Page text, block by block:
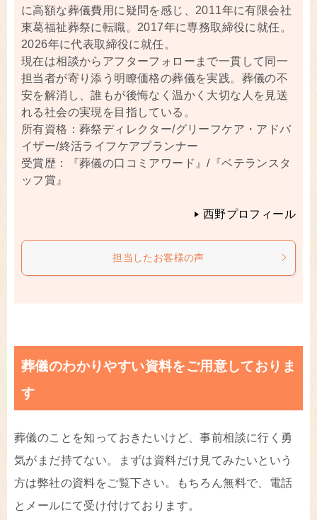
に高額な葬儀費用に疑問を感じ、2011年に有限会社
東葛福祉葬祭に転職。2017年に専務取締役に就任。
2026年に代表取締役に就任。
現在は相談からアフターフォローまで一貫して同一
担当者が寄り添う明瞭価格の葬儀を実践。葬儀の不
安を解消し、誰もが後悔なく温かく大切な人を見送
れる社会の実現を目指している。
所有資格：葬祭ディレクター/グリーフケア・アドバ
イザー/終活ライフケアプランナー
受賞歴：『葬儀の口コミアワード』/『ベテランスタ
ッフ賞』
西野プロフィール
担当したお客様の声
葬儀のわかりやすい資料をご用意しておりま
す
葬儀のことを知っておきたいけど、事前相談に行く勇
気がまだ持てない。まずは資料だけ見てみたいという
方は弊社の資料をご覧下さい。もちろん無料で、電話
とメールにて受け付けております。